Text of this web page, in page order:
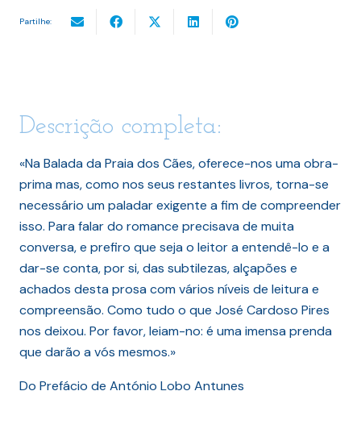
Partilhe:
Descrição completa:
«Na Balada da Praia dos Cães, oferece-nos uma obra-
prima mas, como nos seus restantes livros, torna-se
necessário um paladar exigente a fim de compreender
isso. Para falar do romance precisava de muita
conversa, e prefiro que seja o leitor a entendê-lo e a
dar-se conta, por si, das subtilezas, alçapões e
achados desta prosa com vários níveis de leitura e
compreensão. Como tudo o que José Cardoso Pires
nos deixou. Por favor, leiam-no: é uma imensa prenda
que darão a vós mesmos.»
Do Prefácio de António Lobo Antunes